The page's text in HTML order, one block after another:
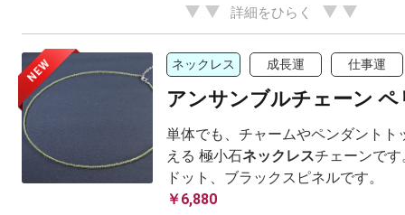
詳細をひらく
NEW ネックレス 成長運 仕事運
アンサンブルチェーン
単体でも、チャームやペンダントト
える 極小石ネックレスチェーンで
ドット、ブラックスピネルです。
￥6,880